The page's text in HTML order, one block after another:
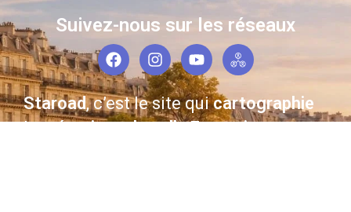
Suivez-nous sur les réseaux
Staroad, c’est le site quicartographie
lamémoire culturelle Française.